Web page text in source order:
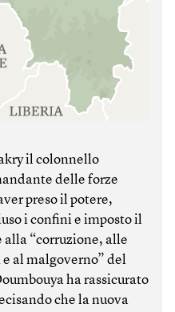
il colonnello
delle forze
preso il potere,
i confini e imposto il
“corruzione, alle
al malgoverno” del
ha rassicurato
che la nuova